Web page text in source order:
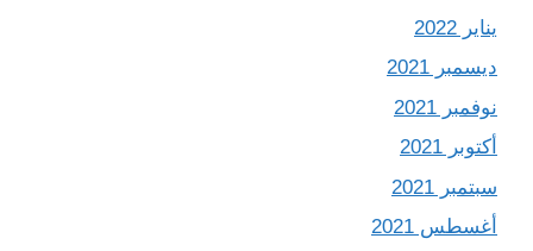
يناير 2022
ديسمبر 2021
نوفمبر 2021
أكتوبر 2021
سبتمبر 2021
أغسطس 2021